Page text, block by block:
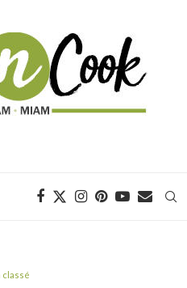
classé